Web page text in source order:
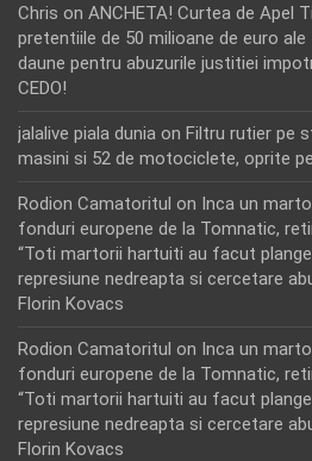
Chris on ANCHETA! Curtea de Apel
pretentiile de 50 milioane de euro ale
daune pentru abuzurile justitiei
CEDO!
jalalive piala dunia on Filtru rutier pe
masini si 52 de motociclete, oprite
Rodion Camatoritul on Inca un
fonduri europene de la Tomnatic,
“Toti martorii hartuiti au facut
represiune nedreapta si cercetare
Florin Kovacs
Rodion Camatoritul on Inca un
fonduri europene de la Tomnatic,
“Toti martorii hartuiti au facut
represiune nedreapta si cercetare
Florin Kovacs